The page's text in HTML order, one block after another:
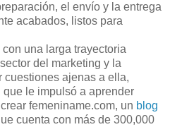
el envío y la entrega
acabados, listos para
con una larga trayectoria
del marketing y la
cuestiones ajenas a ella,
le impulsó a aprender
femeniname.com, un blog
cuenta con más de 300,000